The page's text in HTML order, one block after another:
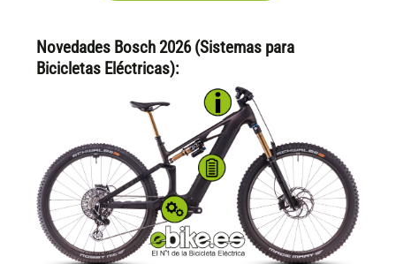
Novedades Bosch 2026 (Sistemas para
Bicicletas Eléctricas):